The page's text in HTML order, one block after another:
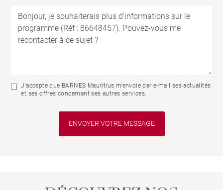
J'accepte que BARNES Mauritius m'envoie par e-mail ses actualités
et ses offres concernant ses autres services.